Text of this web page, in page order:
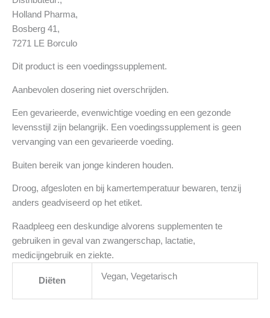
Holland Pharma,
Bosberg 41,
7271 LE Borculo
Dit product is een voedingssupplement.
Aanbevolen dosering niet overschrijden.
Een gevarieerde, evenwichtige voeding en een gezonde
levensstijl zijn belangrijk. Een voedingssupplement is geen
vervanging van een gevarieerde voeding.
Buiten bereik van jonge kinderen houden.
Droog, afgesloten en bij kamertemperatuur bewaren, tenzij
anders geadviseerd op het etiket.
Raadpleeg een deskundige alvorens supplementen te
gebruiken in geval van zwangerschap, lactatie,
medicijngebruik en ziekte.
Diëten Vegan, Vegetarisch